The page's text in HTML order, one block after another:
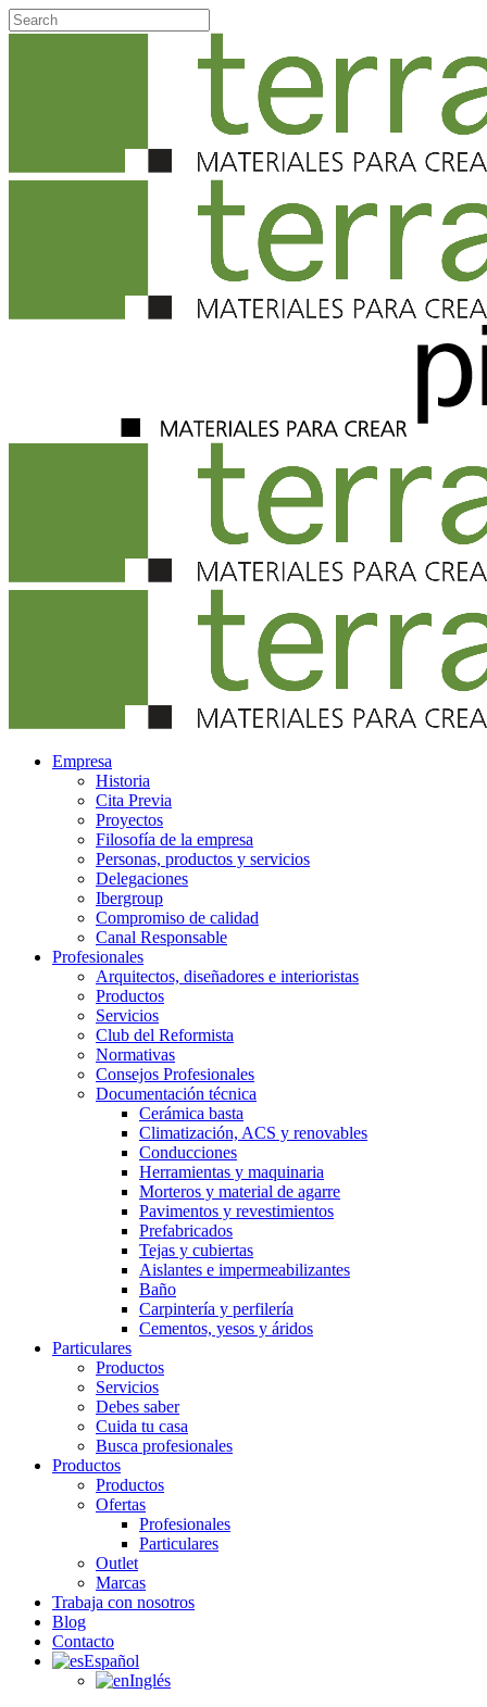
Empresa
Historia
Cita Previa
Proyectos
Filosofía de la empresa
Personas, productos y servicios
Delegaciones
Ibergroup
Compromiso de calidad
Canal Responsable
Profesionales
Arquitectos, diseñadores e interioristas
Productos
Servicios
Club del Reformista
Normativas
Consejos Profesionales
Documentación técnica
Cerámica basta
Climatización, ACS y renovables
Conducciones
Herramientas y maquinaria
Morteros y material de agarre
Pavimentos y revestimientos
Prefabricados
Tejas y cubiertas
Aislantes e impermeabilizantes
Baño
Carpintería y perfilería
Cementos, yesos y áridos
Particulares
Productos
Servicios
Debes saber
Cuida tu casa
Busca profesionales
Productos
Productos
Ofertas
Profesionales
Particulares
Outlet
Marcas
Trabaja con nosotros
Blog
Contacto
Español
Inglés